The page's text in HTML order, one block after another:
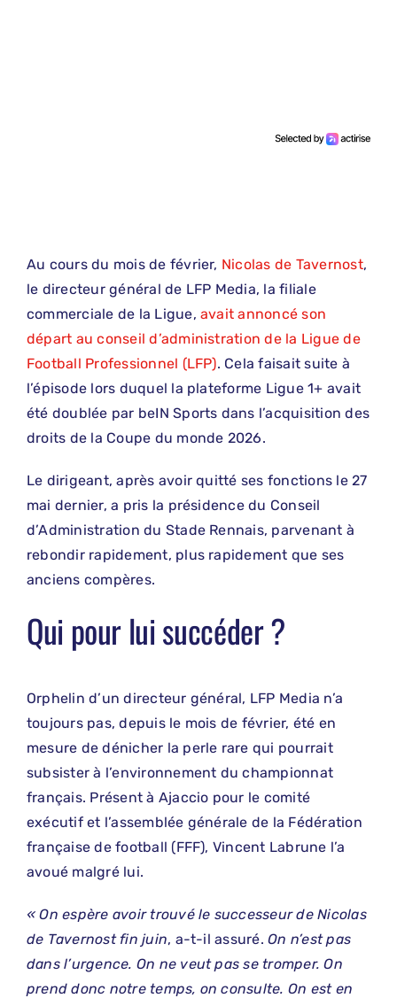
Au cours du mois de février, Nicolas de Tavernost,
le directeur général de LFP Media, la filiale
commerciale de la Ligue, avait annoncé son
départ au conseil d’administration de la Ligue de
Football Professionnel (LFP). Cela faisait suite à
l’épisode lors duquel la plateforme Ligue 1+ avait
été doublée par beIN Sports dans l’acquisition des
droits de la Coupe du monde 2026.
Le dirigeant, après avoir quitté ses fonctions le 27
mai dernier, a pris la présidence du Conseil
d’Administration du Stade Rennais, parvenant à
rebondir rapidement, plus rapidement que ses
anciens compères.
Qui pour lui succéder ?
Orphelin d’un directeur général, LFP Media n’a
toujours pas, depuis le mois de février, été en
mesure de dénicher la perle rare qui pourrait
subsister à l’environnement du championnat
français. Présent à Ajaccio pour le comité
exécutif et l’assemblée générale de la Fédération
française de football (FFF), Vincent Labrune l’a
avoué malgré lui.
« On espère avoir trouvé le successeur de Nicolas
de Tavernost fin juin, a-t-il assuré.On n’est pas
dans l’urgence. On ne veut pas se tromper. On
prend donc notre temps, on consulte. On est en